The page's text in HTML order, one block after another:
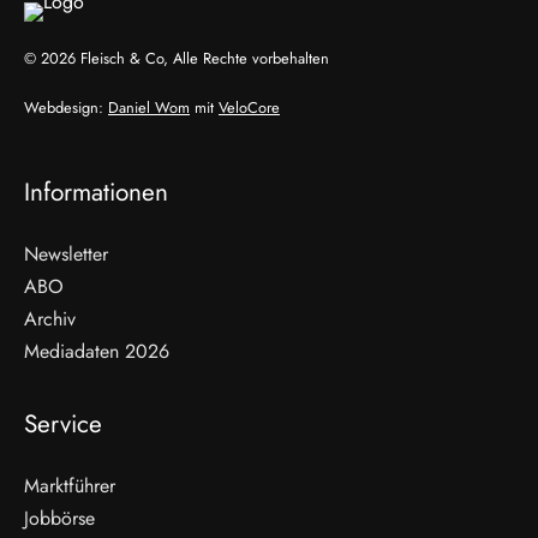
© 2026 Fleisch & Co, Alle Rechte vorbehalten
Webdesign: Daniel Wom mit VeloCore
Informationen
Newsletter
ABO
Archiv
Mediadaten 2026
Service
Marktführer
Jobbörse